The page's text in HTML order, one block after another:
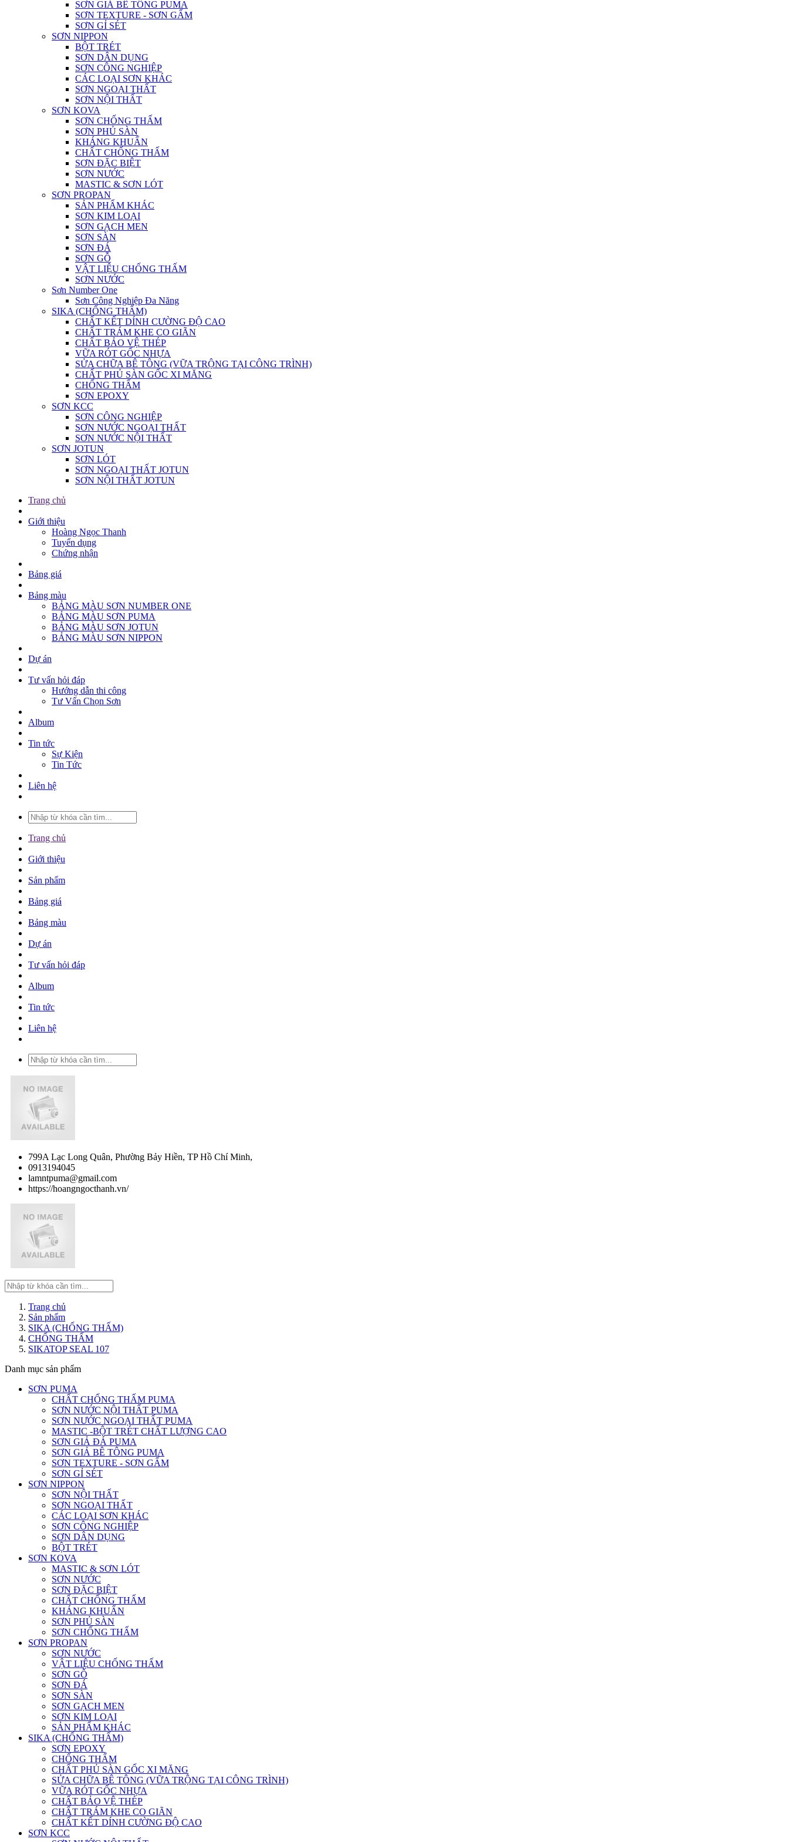
SƠN GIẢ BÊ TÔNG PUMA
SƠN TEXTURE - SƠN GẤM
SƠN GỈ SÉT
SƠN NIPPON
BỘT TRÉT
SƠN DÂN DỤNG
SƠN CÔNG NGHIỆP
CÁC LOẠI SƠN KHÁC
SƠN NGOẠI THẤT
SƠN NỘI THẤT
SƠN KOVA
SƠN CHỐNG THẤM
SƠN PHỦ SÀN
KHÁNG KHUẨN
CHẤT CHỐNG THẤM
SƠN ĐẶC BIỆT
SƠN NƯỚC
MASTIC & SƠN LÓT
SƠN PROPAN
SẢN PHẨM KHÁC
SƠN KIM LOẠI
SƠN GẠCH MEN
SƠN SÀN
SƠN ĐÁ
SƠN GỖ
VẬT LIỆU CHỐNG THẤM
SƠN NƯỚC
Sơn Number One
Sơn Công Nghiệp Đa Năng
SIKA (CHỐNG THẤM)
CHẤT KẾT DÍNH CƯỜNG ĐỘ CAO
CHẤT TRÁM KHE CO GIÃN
CHẤT BẢO VỆ THÉP
VỮA RÓT GỐC NHỰA
SỬA CHỮA BÊ TÔNG (VỮA TRỘNG TẠI CÔNG TRÌNH)
CHẤT PHỦ SÀN GỐC XI MĂNG
CHỐNG THẤM
SƠN EPOXY
SƠN KCC
SƠN CÔNG NGHIỆP
SƠN NƯỚC NGOẠI THẤT
SƠN NƯỚC NỘI THẤT
SƠN JOTUN
SƠN LÓT
SƠN NGOẠI THẤT JOTUN
SƠN NỘI THẤT JOTUN
Trang chủ
Giới thiệu
Hoàng Ngọc Thanh
Tuyển dụng
Chứng nhận
Bảng giá
Bảng màu
BẢNG MÀU SƠN NUMBER ONE
BẢNG MÀU SƠN PUMA
BẢNG MÀU SƠN JOTUN
BẢNG MÀU SƠN NIPPON
Dự án
Tư vấn hỏi đáp
Hướng dẫn thi công
Tư Vấn Chọn Sơn
Album
Tin tức
Sự Kiện
Tin Tức
Liên hệ
Trang chủ
Giới thiệu
Sản phẩm
Bảng giá
Bảng màu
Dự án
Tư vấn hỏi đáp
Album
Tin tức
Liên hệ
799A Lạc Long Quân, Phường Bảy Hiền, TP Hồ Chí Minh,
0913194045
lamntpuma@gmail.com
https://hoangngocthanh.vn/
Trang chủ
Sản phẩm
SIKA (CHỐNG THẤM)
CHỐNG THẤM
SIKATOP SEAL 107
Danh mục sản phẩm
SƠN PUMA
CHẤT CHỐNG THẤM PUMA
SƠN NƯỚC NỘI THẤT PUMA
SƠN NƯỚC NGOẠI THẤT PUMA
MASTIC -BỘT TRÉT CHẤT LƯỢNG CAO
SƠN GIẢ ĐÁ PUMA
SƠN GIẢ BÊ TÔNG PUMA
SƠN TEXTURE - SƠN GẤM
SƠN GỈ SÉT
SƠN NIPPON
SƠN NỘI THẤT
SƠN NGOẠI THẤT
CÁC LOẠI SƠN KHÁC
SƠN CÔNG NGHIỆP
SƠN DÂN DỤNG
BỘT TRÉT
SƠN KOVA
MASTIC & SƠN LÓT
SƠN NƯỚC
SƠN ĐẶC BIỆT
CHẤT CHỐNG THẤM
KHÁNG KHUẨN
SƠN PHỦ SÀN
SƠN CHỐNG THẤM
SƠN PROPAN
SƠN NƯỚC
VẬT LIỆU CHỐNG THẤM
SƠN GỖ
SƠN ĐÁ
SƠN SÀN
SƠN GẠCH MEN
SƠN KIM LOẠI
SẢN PHẨM KHÁC
SIKA (CHỐNG THẤM)
SƠN EPOXY
CHỐNG THẤM
CHẤT PHỦ SÀN GỐC XI MĂNG
SỬA CHỮA BÊ TÔNG (VỮA TRỘNG TẠI CÔNG TRÌNH)
VỮA RÓT GỐC NHỰA
CHẤT BẢO VỆ THÉP
CHẤT TRÁM KHE CO GIÃN
CHẤT KẾT DÍNH CƯỜNG ĐỘ CAO
SƠN KCC